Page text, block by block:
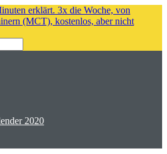
2020